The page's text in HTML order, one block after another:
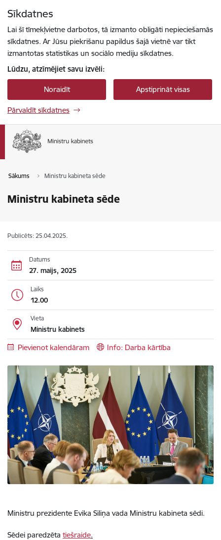
Sīkdatnes
Lai šī tīmekļvietne darbotos, tā izmanto obligāti nepieciešamās
sīkdatnes. Ar Jūsu piekrišanu papildus šajā vietnē var tikt
izmantotas statistikas un sociālo mediju sīkdatnes.
Lūdzu, atzīmējiet savu izvēli:
Noraidīt Apstiprināt visas
Pārvaldīt sīkdatnes
Sākums Ministru kabineta sēde
Ministru kabineta sēde
Publicēts: 25.04.2025.
Datums
27. maijs, 2025
Laiks
12.00
Vieta
Ministru kabinets
Pievienot kalendāram Info: Darba kārtība
Ministru prezidente Evika Siliņa vada Ministru kabineta sēdi.
Sēdei paredzēta tiešraide.